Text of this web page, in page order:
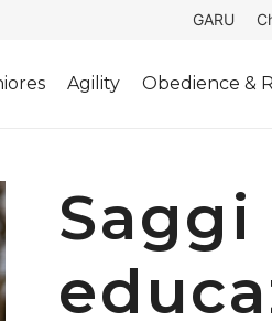
GARU
Agility Obedience &